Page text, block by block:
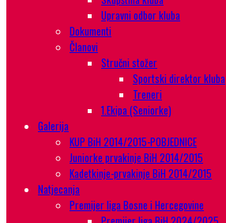
Upravni odbor kluba
Dokumenti
Članovi
Stručni stožer
Sportski direktor kluba
Treneri
1.Ekipa (Seniorke)
Galerija
KUP BiH 2014/2015-POBJEDNICE
Juniorke prvakinje BiH 2014/2015
Kadetkinje-prvakinje BiH 2014/2015
Natjecanja
Premijer liga Bosne i Hercegovine